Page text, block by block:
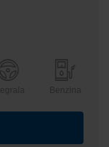
Benzina